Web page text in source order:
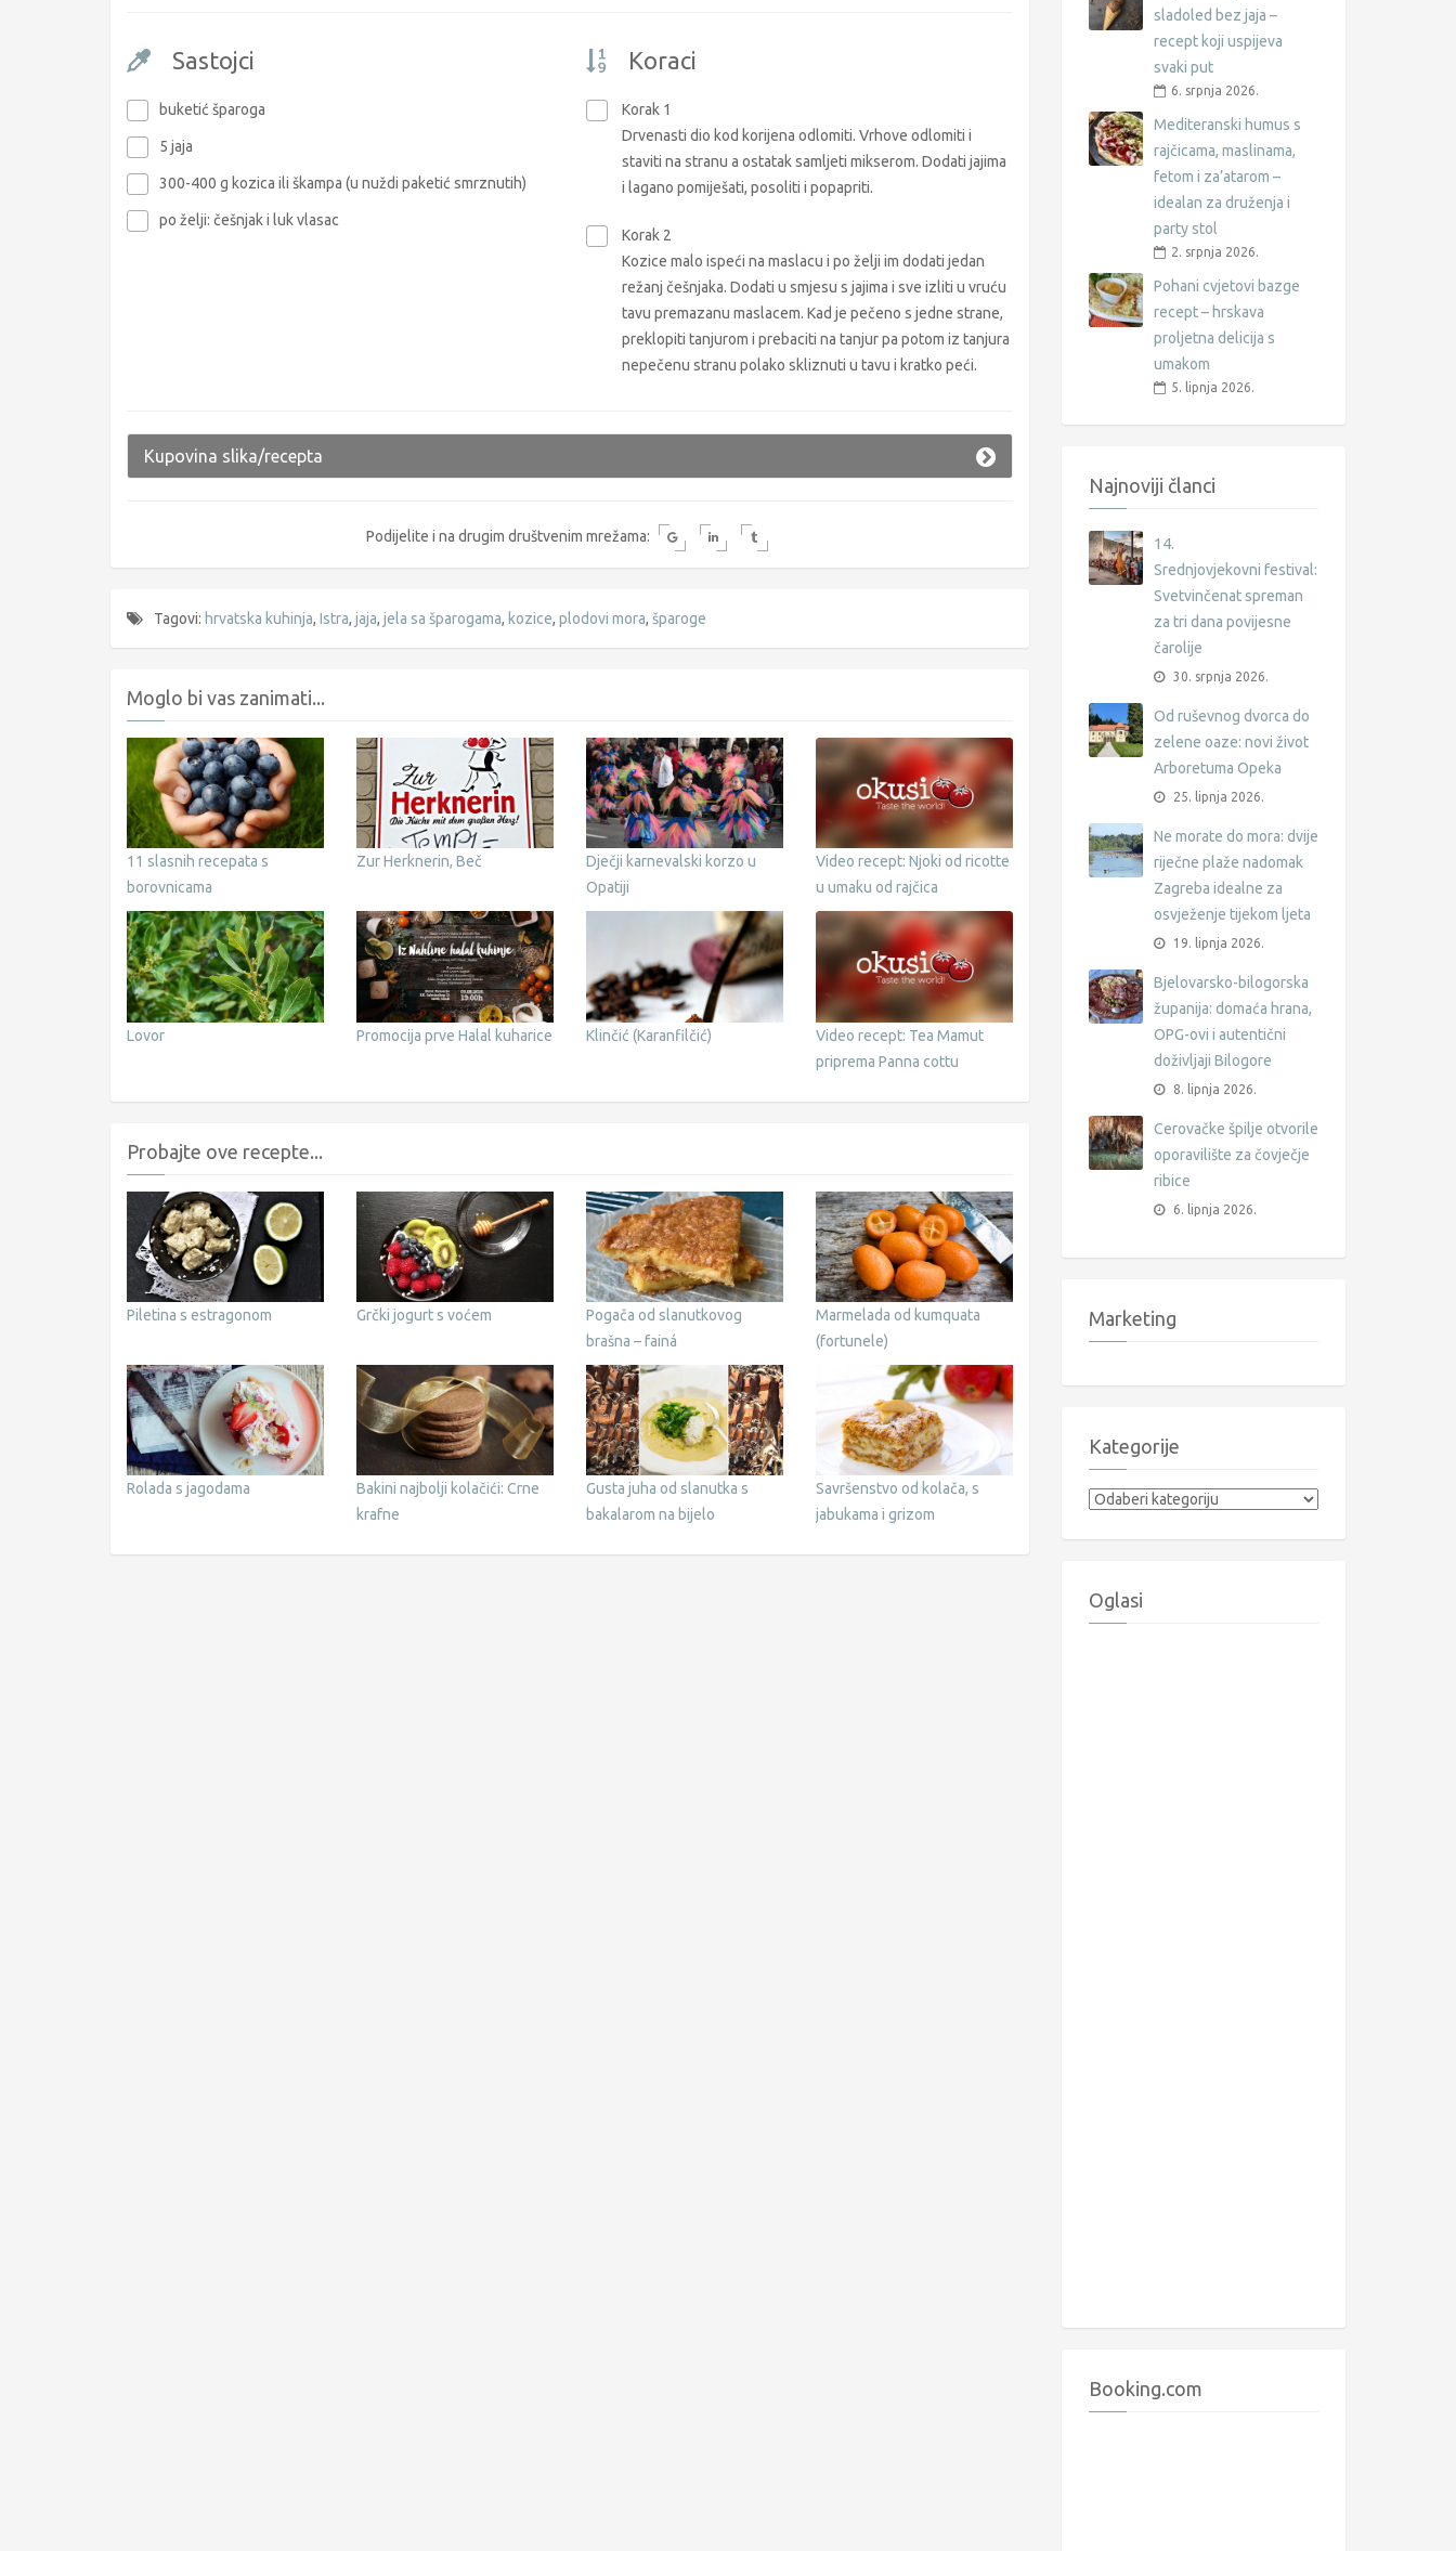
Sastojci
buketić šparoga
5 jaja
300-400 g kozica ili škampa (u nuždi paketić smrznutih)
po želji: češnjak i luk vlasac
Koraci
Korak 1
Drvenasti dio kod korijena odlomiti. Vrhove odlomiti i
staviti na stranu a ostatak samljeti mikserom. Dodati jajima
i lagano pomiješati, posoliti i popapriti.
Korak 2
Kozice malo ispeći na maslacu i po želji im dodati jedan
režanj češnjaka. Dodati u smjesu s jajima i sve izliti u vruću
tavu premazanu maslacem. Kad je pečeno s jedne strane,
preklopiti tanjurom i prebaciti na tanjur pa potom iz tanjura
nepečenu stranu polako skliznuti u tavu i kratko peći.
Kupovina slika/recepta
Podijelite i na drugim društvenim mrežama:
Tagovi: hrvatska kuhinja, Istra, jaja, jela sa šparogama, kozice, plodovi mora, šparoge
Moglo bi vas zanimati...
11 slasnih recepata s
borovnicama
Zur Herknerin, Beč
Dječji karnevalski korzo u
Opatiji
Video recept: Njoki od ricotte
u umaku od rajčica
Lovor Promocija prve Halal kuharice Klinčić (Karanfilčić)
Video recept: Tea Mamut
priprema Panna cottu
Probajte ove recepte...
Piletina s estragonom Grčki jogurt s voćem
Pogača od slanutkovog
brašna – fainá
Marmelada od kumquata
(fortunele)
Rolada s jagodama
Bakini najbolji kolačići: Crne
krafne
Gusta juha od slanutka s
bakalarom na bijelo
Savršenstvo od kolača, s
jabukama i grizom
sladoled bez jaja –
recept koji uspijeva
svaki put
6. srpnja 2026.
Mediteranski humus s
rajčicama, maslinama,
fetom i za’atarom –
idealan za druženja i
party stol
2. srpnja 2026.
Pohani cvjetovi bazge
recept – hrskava
proljetna delicija s
umakom
5. lipnja 2026.
Najnoviji članci
14.
Srednjovjekovni festival:
Svetvinčenat spreman
za tri dana povijesne
čarolije
30. srpnja 2026.
Od ruševnog dvorca do
zelene oaze: novi život
Arboretuma Opeka
25. lipnja 2026.
Ne morate do mora: dvije
riječne plaže nadomak
Zagreba idealne za
osvježenje tijekom ljeta
19. lipnja 2026.
Bjelovarsko-bilogorska
županija: domaća hrana,
OPG-ovi i autentični
doživljaji Bilogore
8. lipnja 2026.
Cerovačke špilje otvorile
oporavilište za čovječje
ribice
6. lipnja 2026.
Marketing
Kategorije
Kategorije
Oglasi
Booking.com